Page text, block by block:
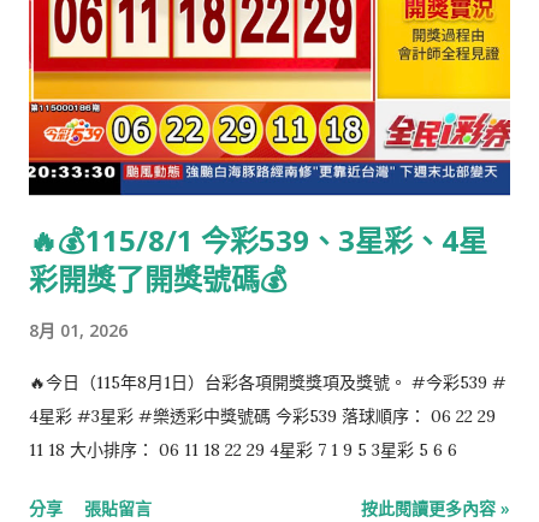
🔥💰115/8/1 今彩539、3星彩、4星
彩開獎了開獎號碼💰
8月 01, 2026
🔥今日（115年8月1日）台彩各項開獎獎項及獎號。 #今彩539 #
4星彩 #3星彩 #樂透彩中獎號碼 今彩539 落球順序： 06 22 29
11 18 大小排序： 06 11 18 22 29 4星彩 7 1 9 5 3星彩 5 6 6
分享 張貼留言 按此閱讀更多內容 »